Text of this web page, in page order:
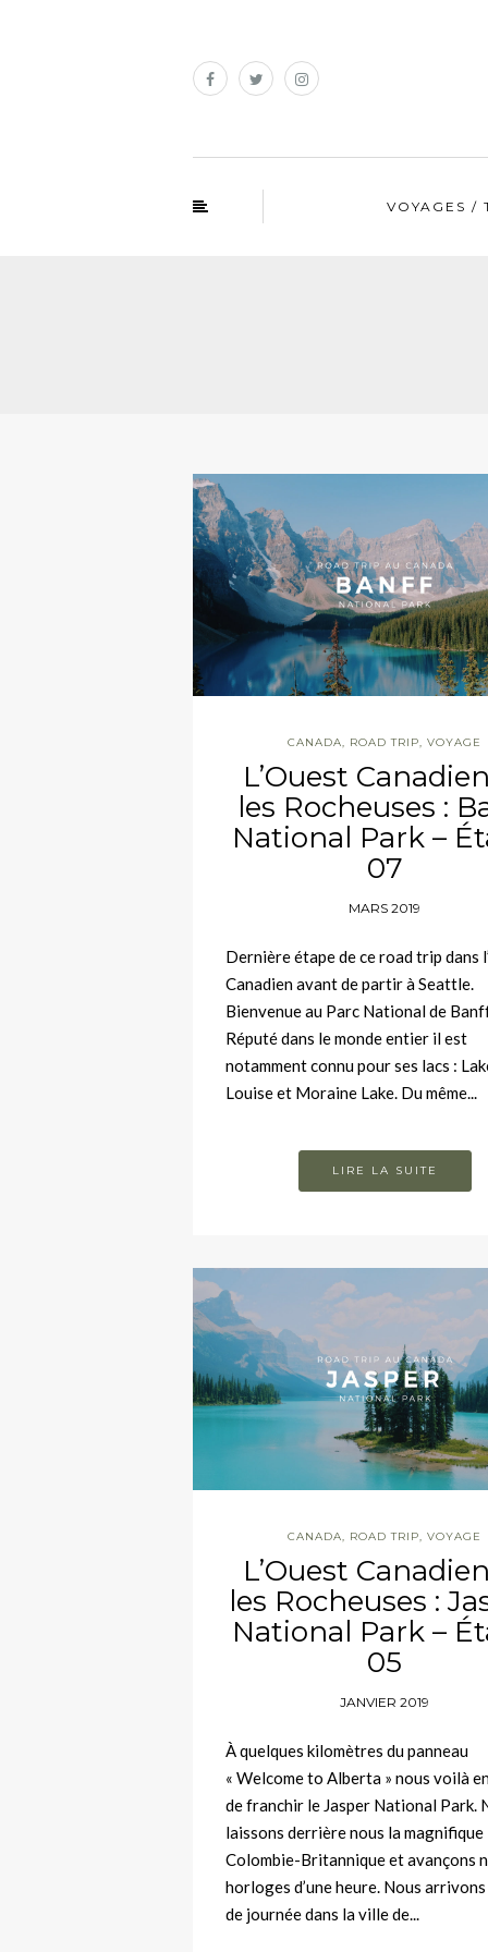
VOYAGES /
CANADA, ROAD TRIP,VOYAGE
L’Ouest
les Rocheuses :
National Park –
07
MARS 2019
Dernière étape de ce road trip dans
Canadien avant de partir à Seattle.
Bienvenue au Parc National de
Réputé dans le monde entier il est
notamment connu pour ses lacs :
Louise et Moraine Lake. Du même...
LIRE LA SUITE
CANADA, ROAD TRIP,VOYAGE
L’Ouest
les Rocheuses :
National Park –
05
JANVIER 2019
À quelques kilomètres du panneau
« Welcome to Alberta » nous voilà
de franchir le Jasper National Park.
laissons derrière nous la magnifique
Colombie-Britannique et avançons
horloges d’une heure. Nous
de journée dans la ville de...